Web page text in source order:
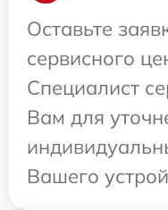
Оставьте
сервисного
Специалист
Вам для
Вашего